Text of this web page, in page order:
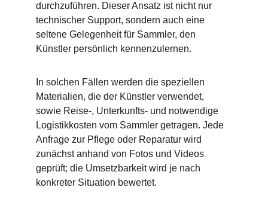
durchzuführen. Dieser Ansatz ist nicht nur
technischer Support, sondern auch eine
seltene Gelegenheit für Sammler, den
Künstler persönlich kennenzulernen.
In solchen Fällen werden die speziellen
Materialien, die der Künstler verwendet,
sowie Reise-, Unterkunfts- und notwendige
Logistikkosten vom Sammler getragen. Jede
Anfrage zur Pflege oder Reparatur wird
zunächst anhand von Fotos und Videos
geprüft; die Umsetzbarkeit wird je nach
konkreter Situation bewertet.